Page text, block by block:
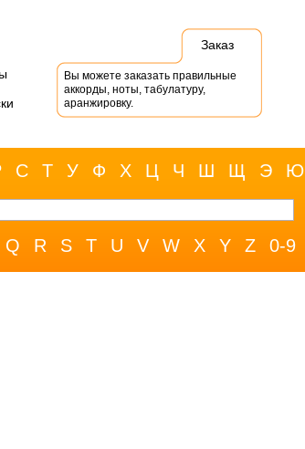
Заказ
Вы можете заказать правильные
аккорды, ноты, табулатуру,
аранжировку.
С Т У Ф Х Ц Ч Ш Щ Э Ю
Q R S T U V W X Y Z 0-9